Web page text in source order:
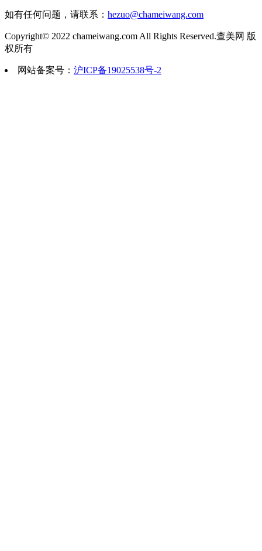
您好，埋线双眼皮的价格是在
如果手术中损伤...
北京善尔整形医院
北京善尔整形美容医院位于北京地区
如有任何问题，请联系： hezuo@chameiwang.com
Copyright© 2022 chameiwang.com All Rights Reserved.查美网 版
权所有
网站备案号： 沪ICP备19025538号-2